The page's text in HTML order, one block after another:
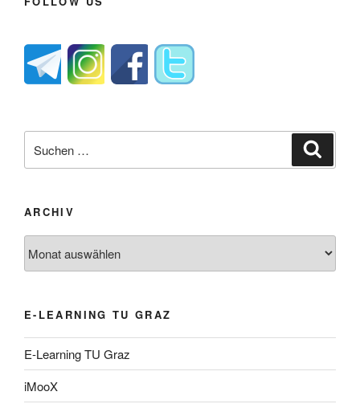
nach:
ARCHIV
E-LEARNING TU GRAZ
E-Learning TU Graz
iMooX